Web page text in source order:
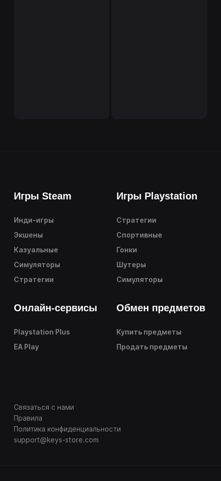
Игры Steam
Инди-игры
Экшены
Казуальные
Симуляторы
Стратегии
Игры Playstation
Стратегии
Спортивные
Гонки
Шутеры
Симуляторы
Онлайн-сервисы
Playstation Plus
EA Play
Обмен предметов
Купить предметы
Продать предметы
Связаться с нами
Правила
Политика конфиденциальности
support@keys-store.com